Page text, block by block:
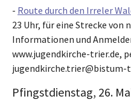
- Route durch den Irreler
23 Uhr, für eine Strecke von
Informationen und
www.jugendkirche-trier.de,
jugendkirche.trier@bistum-
Pfingstdienstag, 26.